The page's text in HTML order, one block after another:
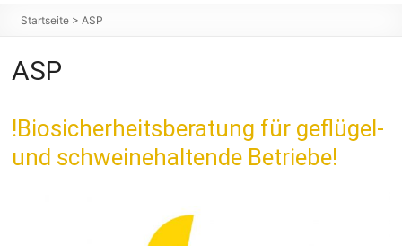
Baden-
Startseite >ASP
ASP
!Biosicherheitsberatung für geflügel-
und schweinehaltende Betriebe!